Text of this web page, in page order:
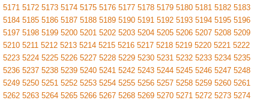
5171 5172 5173 5174 5175 5176 5177 5178 5179 5180 5181 5182 5183
5184 5185 5186 5187 5188 5189 5190 5191 5192 5193 5194 5195 5196
5197 5198 5199 5200 5201 5202 5203 5204 5205 5206 5207 5208 5209
5210 5211 5212 5213 5214 5215 5216 5217 5218 5219 5220 5221 5222
5223 5224 5225 5226 5227 5228 5229 5230 5231 5232 5233 5234 5235
5236 5237 5238 5239 5240 5241 5242 5243 5244 5245 5246 5247 5248
5249 5250 5251 5252 5253 5254 5255 5256 5257 5258 5259 5260 5261
5262 5263 5264 5265 5266 5267 5268 5269 5270 5271 5272 5273 5274